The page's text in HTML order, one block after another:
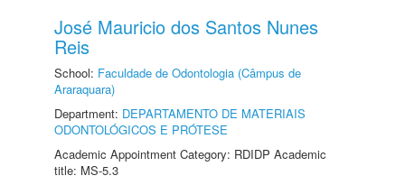
José Mauricio dos Santos Nunes
Reis
School: Faculdade de Odontologia (Câmpus de
Araraquara)
Department: DEPARTAMENTO DE MATERIAIS
ODONTOLÓGICOS E PRÓTESE
Academic Appointment Category: RDIDP Academic
title: MS-5.3